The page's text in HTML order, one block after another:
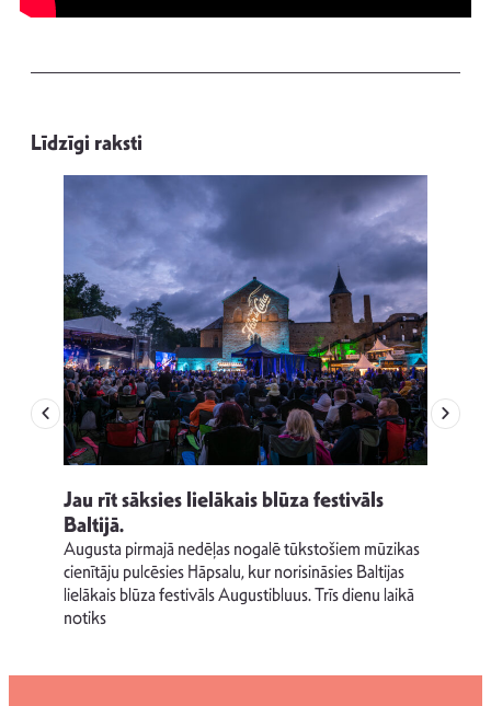
Līdzīgi raksti
Jau rīt sāksies lielākais blūza festivāls
Baltijā.
Augusta pirmajā nedēļas nogalē tūkstošiem mūzikas
cienītāju pulcēsies Hāpsalu, kur norisināsies Baltijas
lielākais blūza festivāls Augustibluus. Trīs dienu laikā
notiks